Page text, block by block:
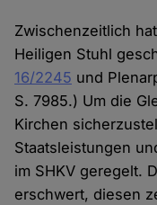
Zwischenzeitlich
Heiligen Stuhl
16/2245 und
S. 7985.) Um die
Kirchen
Staatsleistungen
im SHKV geregelt.
erschwert, diesen